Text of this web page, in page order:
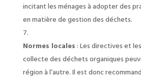
incitant les ménages à adopter des
en matière de gestion des déchets.
Normes locales: Les directives et
collecte des déchets organiques
région à l’autre. Il est donc